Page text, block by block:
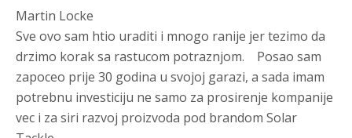
Martin Locke
Sve ovo sam htio uraditi i mnogo ranije jer tezimo da
drzimo korak sa rastucom potraznjom. Posao sam
zapoceo prije 30 godina u svojoj garazi, a sada imam
potrebnu investiciju ne samo za prosirenje kompanije
vec i za siri razvoj proizvoda pod brandom Solar